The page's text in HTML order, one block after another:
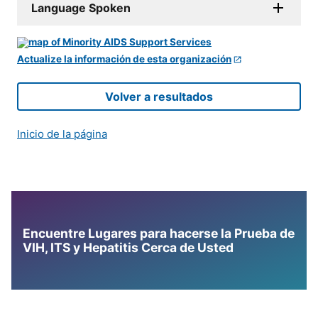
Language Spoken
Actualize la información de esta organización
Volver a resultados
Inicio de la página
Encuentre Lugares para hacerse la Prueba de
VIH, ITS y Hepatitis Cerca de Usted